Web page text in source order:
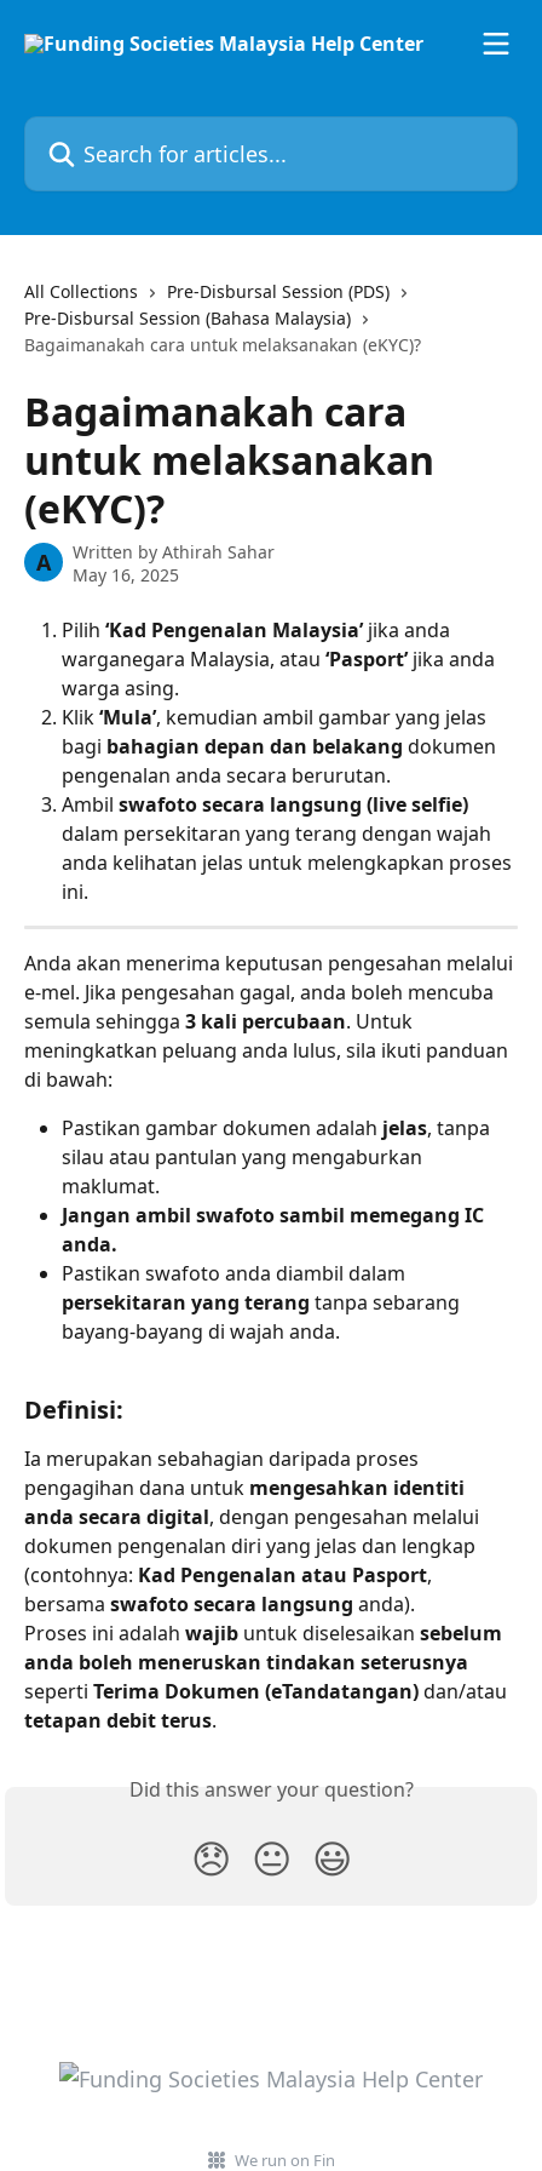
Search for articles...
All Collections
Pre-Disbursal Session (PDS)
Pre-Disbursal Session (Bahasa Malaysia)
Bagaimanakah cara untuk melaksanakan (eKYC)?
Bagaimanakah cara
untuk melaksanakan
(eKYC)?
A Written by Athirah Sahar
May 16, 2025
Pilih ‘Kad Pengenalan Malaysia’ jika anda
warganegara Malaysia, atau ‘Pasport’ jika anda
warga asing.
Klik ‘Mula’, kemudian ambil gambar yang jelas
bagi bahagian depan dan belakang dokumen
pengenalan anda secara berurutan.
Ambil swafoto secara langsung (live selfie)
dalam persekitaran yang terang dengan wajah
anda kelihatan jelas untuk melengkapkan proses
ini.
Anda akan menerima keputusan pengesahan melalui
e-mel. Jika pengesahan gagal, anda boleh mencuba
semula sehingga 3 kali percubaan. Untuk
meningkatkan peluang anda lulus, sila ikuti panduan
di bawah:
Pastikan gambar dokumen adalah jelas, tanpa
silau atau pantulan yang mengaburkan
maklumat.
Jangan ambil swafoto sambil memegang IC
anda.
Pastikan swafoto anda diambil dalam
persekitaran yang terang tanpa sebarang
bayang-bayang di wajah anda.
Definisi:
Ia merupakan sebahagian daripada proses
pengagihan dana untuk mengesahkan identiti
anda secara digital, dengan pengesahan melalui
dokumen pengenalan diri yang jelas dan lengkap
(contohnya: Kad Pengenalan atau Pasport,
bersama swafoto secara langsung anda).
Proses ini adalah wajib untuk diselesaikan sebelum
anda boleh meneruskan tindakan seterusnya
seperti Terima Dokumen (eTandatangan) dan/atau
tetapan debit terus.
Did this answer your question?
😞 😐 😃
We run on Fin